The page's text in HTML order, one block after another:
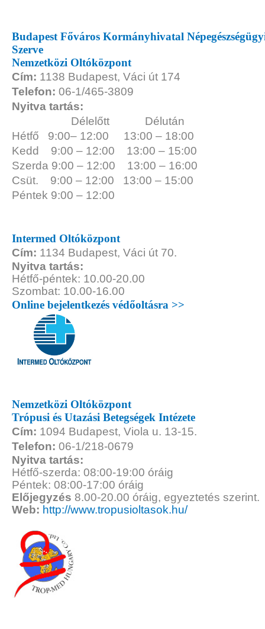
Budapest Főváros Kormányhivatal
Szerve
Nemzetközi Oltóközpont
Cím: 1138 Budapest, Váci út 174
Telefon: 06-1/465-3809
Nyitva tartás:
Délelőtt
Délután
Hétfő
9:00– 12:00
13:00 – 18:00
Kedd
9:00 – 12:00
13:00 – 15:00
Szerda 9:00 – 12:00
13:00 – 16:00
Csüt.
9:00 – 12:00
13:00 – 15:00
Péntek 9:00 – 12:00
Intermed Oltóközpont
Cím: 1134 Budapest, Váci út 70.
Nyitva tartás:
Hétfő-péntek: 10.00-20.00
Szombat: 10.00-16.00
Online bejelentkezés védőoltásra >>
Nemzetközi Oltóközpont
Trópusi és Utazási Betegségek Intézete
Cím: 1094 Budapest, Viola u. 13-15.
Telefon: 06-1/218-0679
Nyitva tartás:
Hétfő-szerda: 08:00-19:00 óráig
Péntek: 08:00-17:00 óráig
Előjegyzés 8.00-20.00 óráig, egyeztetés szerint.
Web: http://www.tropusioltasok.hu/